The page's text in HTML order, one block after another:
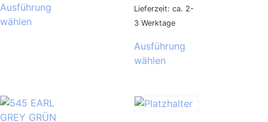
Ausführung
wählen
Lieferzeit: ca. 2-
3 Werktage
Ausführung
wählen